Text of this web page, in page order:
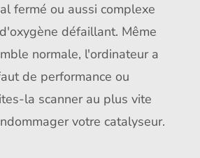
fermé ou aussi complexe
défaillant. Même
normale, l'ordinateur a
de performance ou
la scanner au plus vite
votre catalyseur.